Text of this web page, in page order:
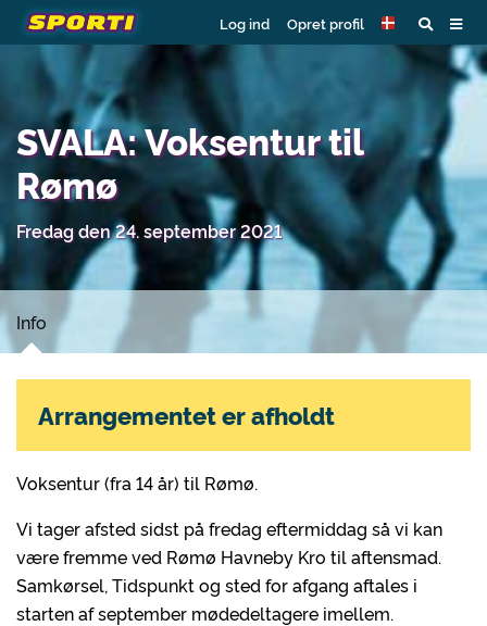
Log ind Opret profil
SVALA: Voksentur til
Rømø
Fredag den 24. september 2021
Info
Voksentur (fra 14 år) til Rømø.
Vi tager afsted sidst på fredag eftermiddag så vi kan
være fremme ved Rømø Havneby Kro til aftensmad.
Samkørsel, Tidspunkt og sted for afgang aftales i
starten af september mødedeltagere imellem.
Arrangementet er afholdt